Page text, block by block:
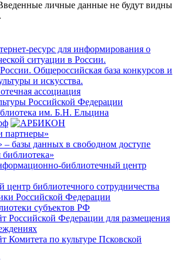
личные данные не будут видны